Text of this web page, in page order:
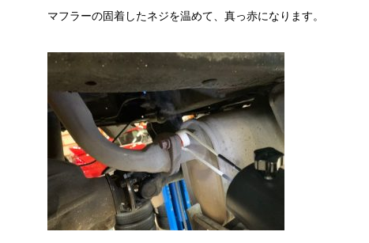
マフラーの固着したネジを温めて、真っ赤になります。